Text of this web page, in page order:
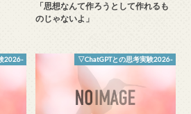
「思想なんて作ろうとして作れるも
のじゃないよ」
2026- ▽ChatGPTとの思考実験2026-